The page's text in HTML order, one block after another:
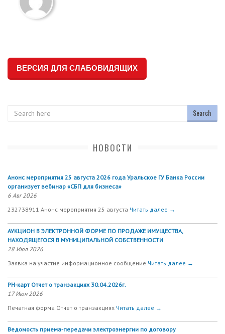
ВЕРСИЯ ДЛЯ СЛАБОВИДЯЩИХ
НОВОСТИ
Анонс мероприятия 25 августа 2026 года Уральское ГУ Банка России
организует вебинар «СБП для бизнеса»
6 Авг 2026
232738911 Анонс мероприятия 25 августа Читать далее →
АУКЦИОН В ЭЛЕКТРОННОЙ ФОРМЕ ПО ПРОДАЖЕ ИМУЩЕСТВА,
НАХОДЯЩЕГОСЯ В МУНИЦИПАЛЬНОЙ СОБСТВЕННОСТИ
28 Июл 2026
Заявка на участие информационное сообщение Читать далее →
РН-карт Отчет о транзакциях 30.04.2026г.
17 Июн 2026
Печатная форма Отчет о транзакциях Читать далее →
Ведомость приема-передачи электроэнергии по договору